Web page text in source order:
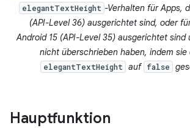
elegantTextHeight -Verhalten für Apps,
(API-Level 36) ausgerichtet sind, oder
Android 15 (API-Level 35) ausgerichtet sind
nicht überschrieben haben, indem sie
elegantTextHeight auf false
Hauptfunktion